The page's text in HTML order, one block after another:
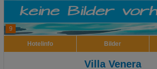
9
Hotelinfo Bilder
Villa Venera